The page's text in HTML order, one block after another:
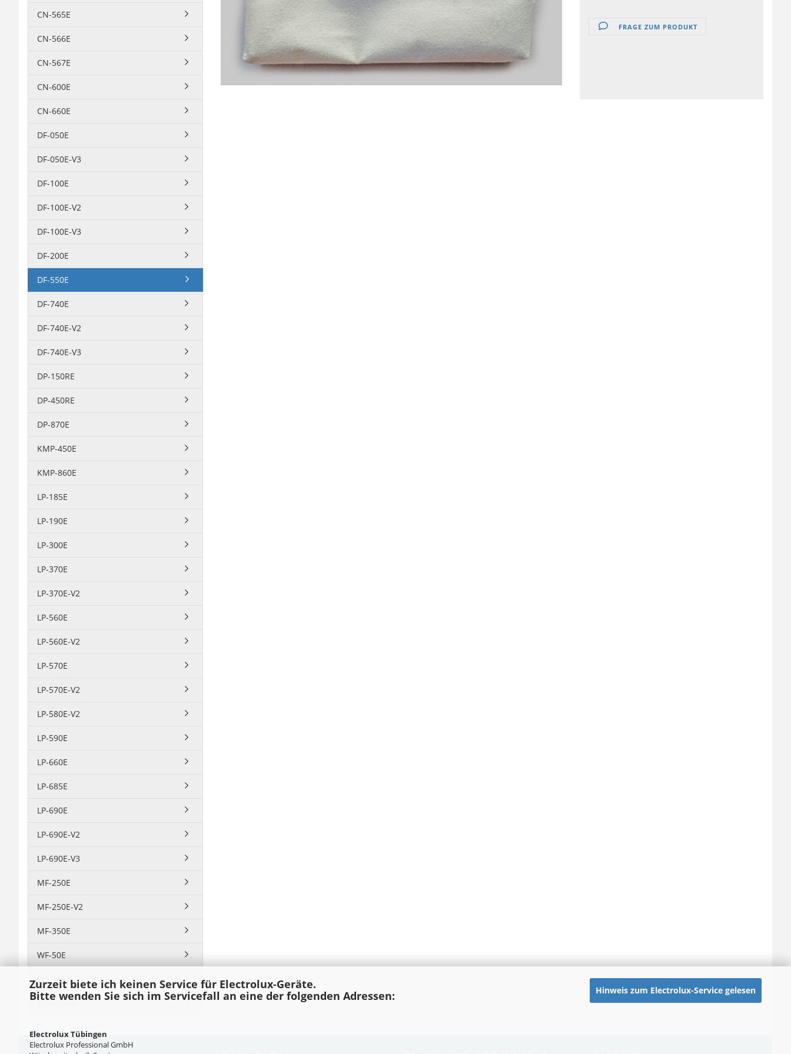
Zurzeit biete ich keinen Service für Electrolux-Geräte.
Bitte wenden Sie sich im Servicefall an eine der folgenden Adressen:
Electrolux Tübingen
Electrolux Professional GmbH
Hinweis zum Electrolux-Service gelesen
FRAGE ZUM PRODUKT
CN-565E
CN-566E
CN-567E
CN-600E
CN-660E
DF-050E
DF-050E-V3
DF-100E
DF-100E-V2
DF-100E-V3
DF-200E
DF-550E
DF-740E
DF-740E-V2
DF-740E-V3
DP-150RE
DP-450RE
DP-870E
KMP-450E
KMP-860E
LP-185E
LP-190E
LP-300E
LP-370E
LP-370E-V2
LP-560E
LP-560E-V2
LP-570E
LP-570E-V2
LP-580E-V2
LP-590E
LP-660E
LP-685E
LP-690E
LP-690E-V2
LP-690E-V3
MF-250E
MF-250E-V2
MF-350E
WF-50E
WF-740E
Ersatzteile